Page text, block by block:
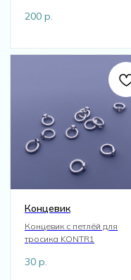
200 р.
Концевик
Концевик с петлёй для
тросика KONTR1
30 р.